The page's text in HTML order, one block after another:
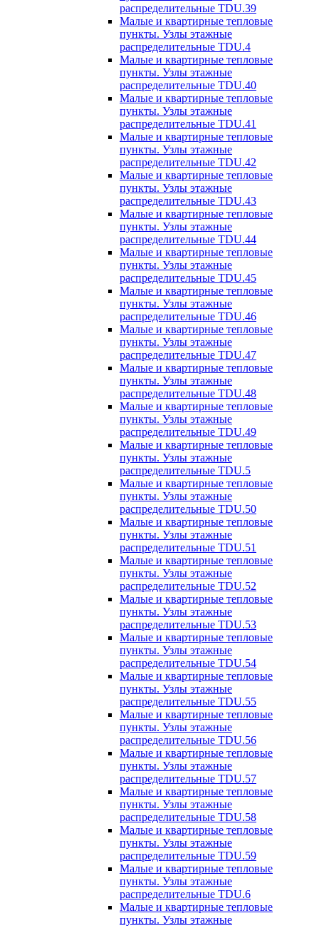
распределительные TDU.39
Малые и квартирные тепловые
пункты. Узлы этажные
распределительные TDU.4
Малые и квартирные тепловые
пункты. Узлы этажные
распределительные TDU.40
Малые и квартирные тепловые
пункты. Узлы этажные
распределительные TDU.41
Малые и квартирные тепловые
пункты. Узлы этажные
распределительные TDU.42
Малые и квартирные тепловые
пункты. Узлы этажные
распределительные TDU.43
Малые и квартирные тепловые
пункты. Узлы этажные
распределительные TDU.44
Малые и квартирные тепловые
пункты. Узлы этажные
распределительные TDU.45
Малые и квартирные тепловые
пункты. Узлы этажные
распределительные TDU.46
Малые и квартирные тепловые
пункты. Узлы этажные
распределительные TDU.47
Малые и квартирные тепловые
пункты. Узлы этажные
распределительные TDU.48
Малые и квартирные тепловые
пункты. Узлы этажные
распределительные TDU.49
Малые и квартирные тепловые
пункты. Узлы этажные
распределительные TDU.5
Малые и квартирные тепловые
пункты. Узлы этажные
распределительные TDU.50
Малые и квартирные тепловые
пункты. Узлы этажные
распределительные TDU.51
Малые и квартирные тепловые
пункты. Узлы этажные
распределительные TDU.52
Малые и квартирные тепловые
пункты. Узлы этажные
распределительные TDU.53
Малые и квартирные тепловые
пункты. Узлы этажные
распределительные TDU.54
Малые и квартирные тепловые
пункты. Узлы этажные
распределительные TDU.55
Малые и квартирные тепловые
пункты. Узлы этажные
распределительные TDU.56
Малые и квартирные тепловые
пункты. Узлы этажные
распределительные TDU.57
Малые и квартирные тепловые
пункты. Узлы этажные
распределительные TDU.58
Малые и квартирные тепловые
пункты. Узлы этажные
распределительные TDU.59
Малые и квартирные тепловые
пункты. Узлы этажные
распределительные TDU.6
Малые и квартирные тепловые
пункты. Узлы этажные